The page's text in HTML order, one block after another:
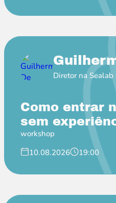
Diretor na Sealab
Como entrar
sem
workshop
10.08.2026
19:00